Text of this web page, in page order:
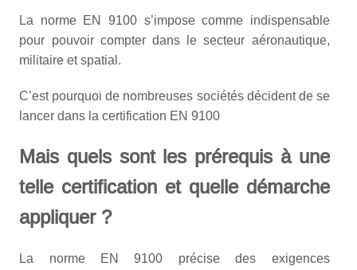
La norme EN 9100 s’impose comme indispensable
pour pouvoir compter dans le secteur aéronautique,
militaire et spatial.
C’est pourquoi de nombreuses sociétés décident de se
lancer dans la certification EN 9100
Mais quels sont les prérequis à une
telle certification et quelle démarche
appliquer ?
La norme EN 9100 précise des exigences